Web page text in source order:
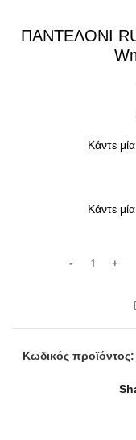
ΠΑΝΤΕΛΟΝΙ
Κωδικός προϊόντος: